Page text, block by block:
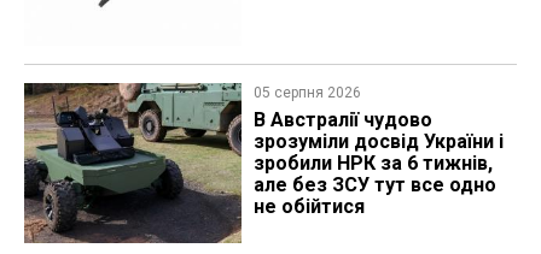
05 серпня 2026
В Австралії чудово
зрозуміли досвід України і
зробили НРК за 6 тижнів,
але без ЗСУ тут все одно
не обійтися